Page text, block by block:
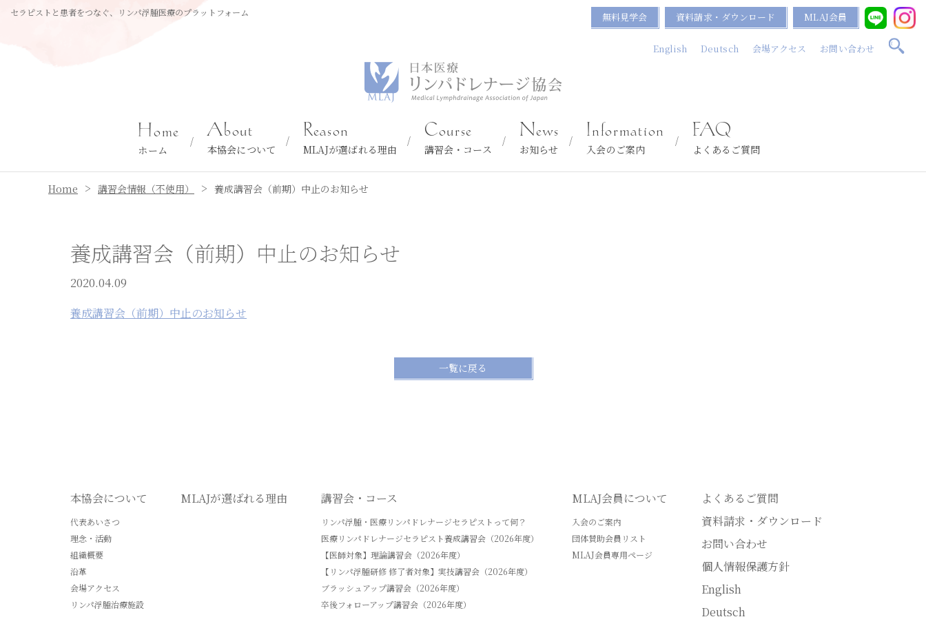
セラピストと患者をつなぐ、リンパ浮腫医療のプラットフォーム 無料見学会 資料請求・ダウンロード MLAJ会員
English Deutsch 会場アクセス お問い合わせ
ホーム
Home
本協会について
About
MLAJが選ばれる理由
Reason
講習会・コース
Course
お知らせ
News
入会のご案内
Information
よくあるご質問
FAQ
Home > 講習会情報（不使用） > 養成講習会（前期）中止のお知らせ
養成講習会（前期）中止のお知らせ
2020.04.09
養成講習会（前期）中止のお知らせ
一覧に戻る
本協会について
代表あいさつ
理念・活動
組織概要
沿革
会場アクセス
リンパ浮腫治療施設
MLAJが選ばれる理由 講習会・コース
リンパ浮腫・医療リンパドレナージセラピストって何？
医療リンパドレナージセラピスト養成講習会（2026年度）
【医師対象】理論講習会（2026年度）
【リンパ浮腫研修 修了者対象】実技講習会（2026年度）
ブラッシュアップ講習会（2026年度）
卒後フォローアップ講習会（2026年度）
MLAJ会員について
入会のご案内
団体賛助会員リスト
MLAJ会員専用ページ
よくあるご質問
資料請求・ダウンロード
お問い合わせ
個人情報保護方針
English
Deutsch